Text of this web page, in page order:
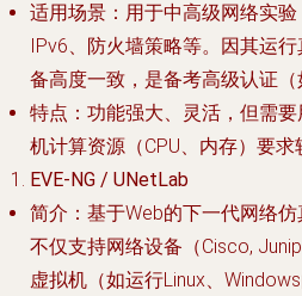
适用场景 ：用于中高级网络实验
IPv6、防火墙策略等。因其运
备高度一致，是备考高级认证（
特点 ：功能强大、灵活，但需
机计算资源（CPU、内存）要求
EVE-NG / UNetLab
简介 ：基于Web的下一代网络
不仅支持网络设备（Cisco,
虚拟机（如运行Linux、